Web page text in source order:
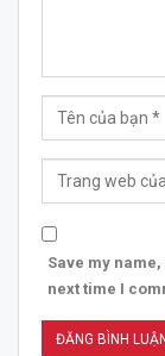
Save my
next time I